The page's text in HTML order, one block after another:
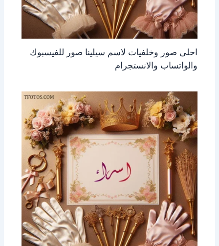
احلى صور وخلفيات لاسم سيلينا صور للفيسبوك
والواتساب والانستجرام